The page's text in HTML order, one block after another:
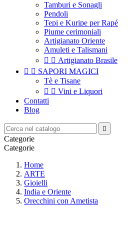
Tamburi e Sonagli
Pendoli
Tepi e Kuripe per Rapé
Piume cerimoniali
Artigianato Oriente
Amuleti e Talismani
  Artigianato Brasile
  SAPORI MAGICI
Tè e Tisane
  Vini e Liquori
Contatti
Blog

Categorie
Categorie
Home
ARTE
Gioielli
India e Oriente
Orecchini con Ametista